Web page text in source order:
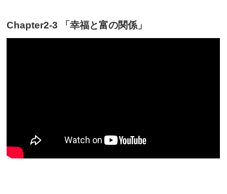
Chapter2-3 「幸福と富の関係」